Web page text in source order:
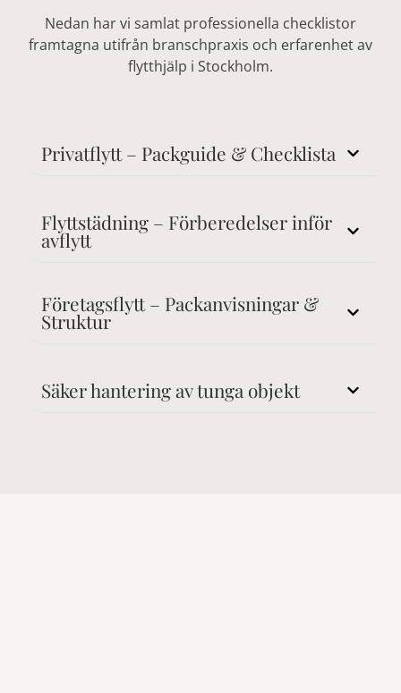
Nedan har vi samlat professionella checklistor
framtagna utifrån branschpraxis och erfarenhet av
flytthjälp i Stockholm.
Privatflytt – Packguide & Checklista
Flyttstädning – Förberedelser inför
avflytt
Företagsflytt – Packanvisningar &
Struktur
Säker hantering av tunga objekt